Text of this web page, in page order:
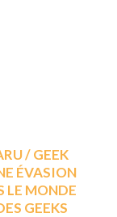
/ GEEK
ÉVASION
LE MONDE
GEEKS